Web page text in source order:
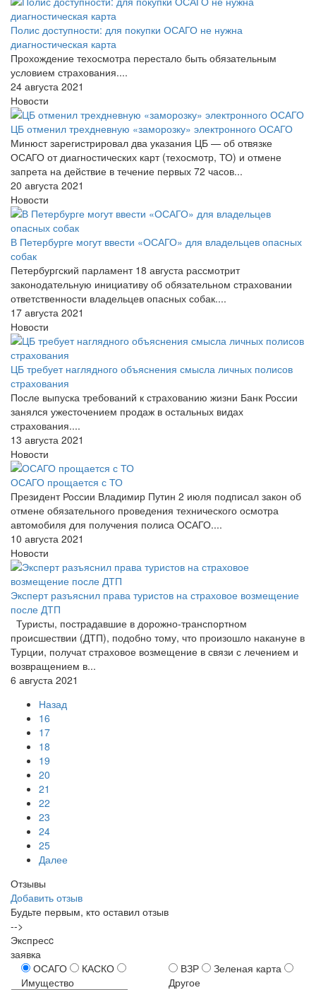
Полис доступности: для покупки ОСАГО не нужна
диагностическая карта
Прохождение техосмотра перестало быть обязательным
условием страхования....
24 августа 2021
Новости
ЦБ отменил трехдневную «заморозку» электронного ОСАГО
Минюст зарегистрировал два указания ЦБ — об отвязке
ОСАГО от диагностических карт (техосмотр, ТО) и отмене
запрета на действие в течение первых 72 часов...
20 августа 2021
Новости
В Петербурге могут ввести «ОСАГО» для владельцев опасных
собак
Петербургский парламент 18 августа рассмотрит
законодательную инициативу об обязательном страховании
ответственности владельцев опасных собак....
17 августа 2021
Новости
ЦБ требует наглядного объяснения смысла личных полисов
страхования
После выпуска требований к страхованию жизни Банк России
занялся ужесточением продаж в остальных видах
страхования....
13 августа 2021
Новости
ОСАГО прощается с ТО
Президент России Владимир Путин 2 июля подписал закон об
отмене обязательного проведения технического осмотра
автомобиля для получения полиса ОСАГО....
10 августа 2021
Новости
Эксперт разъяснил права туристов на страховое возмещение
после ДТП
Туристы, пострадавшие в дорожно-транспортном
происшествии (ДТП), подобно тому, что произошло накануне в
Турции, получат страховое возмещение в связи с лечением и
возвращением в...
6 августа 2021
Назад
16
17
18
19
20
21
22
23
24
25
Далее
Отзывы
Добавить отзыв
Будьте первым, кто оставил отзыв
-->
Экспресc
заявка
ОСАГО
КАСКО
Имущество
ВЗР
Зеленая карта
Другое